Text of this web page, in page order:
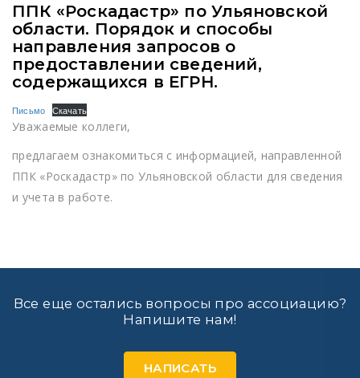
ППК «Роскадастр» по Ульяновской
области. Порядок и способы
направления запросов о
предоставлении сведений,
содержащихся в ЕГРН.
Письмо Скачать
Уважаемые коллеги,
предлагаем ознакомиться с информацией, направленной
ППК «Роскадастр» по Ульяновской области для сведения
и учета в работе.
Все еще остались вопросы про ассоциацию?
Напишите нам!
НАПИСАТЬ